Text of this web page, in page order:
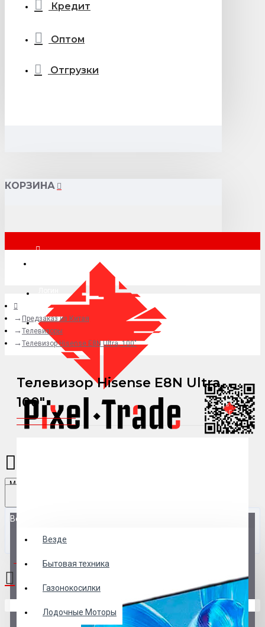
Кредит
Оптом
Отгрузки
КОРЗИНА
+7 (495) 015-41-41
Menu
Везде
Везде
Бытовая техника
Газонокосилки
Лодочные Моторы
0 товар(ов) - 0 р.
Предзаказ из Китая
Телевизоры
Телевизор Hisense E8N Ultra, 100"
Телевизор Hisense E8N Ultra,
100"